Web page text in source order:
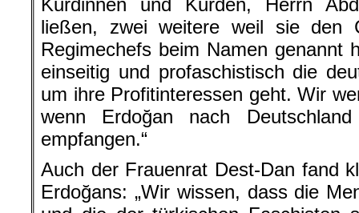
Kurdinnen und Kurden, Herrn
ließen, zwei weitere weil sie den
Regimechefs beim Namen genannt
einseitig und profaschistisch die
um ihre Profitinteressen geht. Wir
wenn Erdoğan nach
empfangen.“
Auch der Frauenrat Dest-Dan fand
Erdoğans: „Wir wissen, dass die